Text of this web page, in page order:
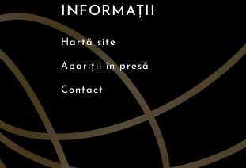
INFORMAȚII
Hartă site
Apariții în presă
Contact